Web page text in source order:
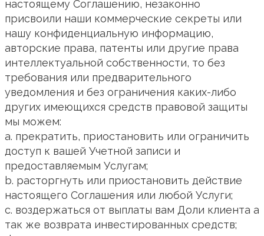
настоящему Соглашению, незаконно
присвоили наши коммерческие секреты или
нашу конфиденциальную информацию,
авторские права, патенты или другие права
интеллектуальной собственности, то без
требования или предварительного
уведомления и без ограничения каких-либо
других имеющихся средств правовой защиты
мы можем:
a. прекратить, приостановить или ограничить
доступ к вашей Учетной записи и
предоставляемым Услугам;
b. расторгнуть или приостановить действие
настоящего Соглашения или любой Услуги;
c. воздержаться от выплаты вам Доли клиента а
так же возврата инвестированных средств;